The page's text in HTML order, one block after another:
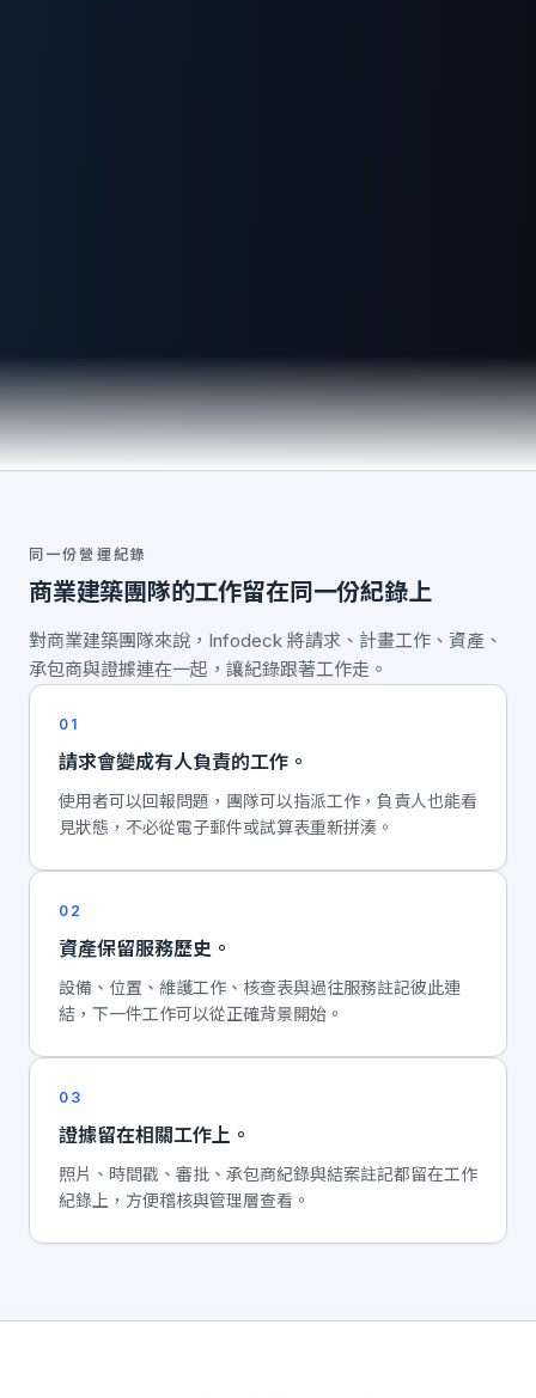
同一份營運紀錄
商業建築團隊的工作留在同一份紀錄上
對商業建築團隊來說，Infodeck 將請求、計畫工作、資產、
承包商與證據連在一起，讓紀錄跟著工作走。
01
請求會變成有人負責的工作。
使用者可以回報問題，團隊可以指派工作，負責人也能看
見狀態，不必從電子郵件或試算表重新拼湊。
02
資產保留服務歷史。
設備、位置、維護工作、核查表與過往服務註記彼此連
結，下一件工作可以從正確背景開始。
03
證據留在相關工作上。
照片、時間戳、審批、承包商紀錄與結案註記都留在工作
紀錄上，方便稽核與管理層查看。